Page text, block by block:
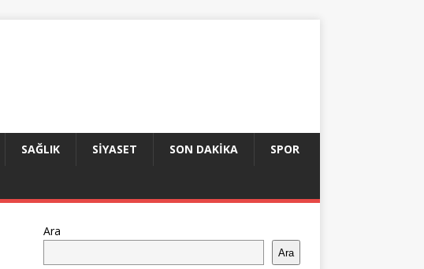
SAĞLIK SIYASET SON DAKIKA SPOR
Ara
Ara